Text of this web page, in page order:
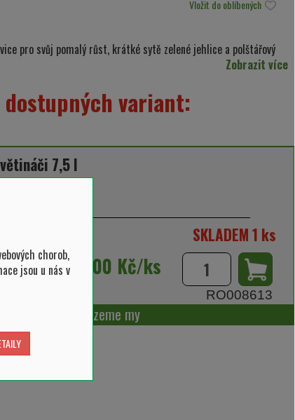
Vložit do oblíbených
pro svůj pomalý růst, krátké sytě zelené jehlice a polštářový
Zobrazit více
variant:
7,5 l
SKLADEM 1 ks
990,00 Kč/ks
RO008613
odběr, dovezeme my
chorob,
jsou u nás v